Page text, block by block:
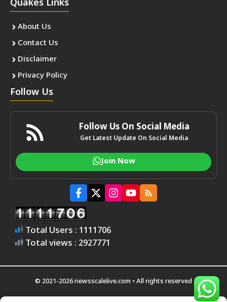
Quakes Links
About Us
Contact Us
Disclaimer
Privacy Policy
Follow Us
Follow Us On Social Media
Get Latest Update On Social Media
Join Now
Total Users : 1111706
Total views : 2927771
© 2021-2026 newsscalelive.com • All rights reserved